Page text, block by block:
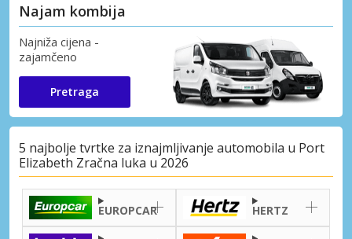
Najam kombija
Najniža cijena -
zajamčeno
Pretraga
5 najbolje tvrtke za iznajmljivanje automobila u Port
Elizabeth Zračna luka u 2026
EUROPCAR HERTZ